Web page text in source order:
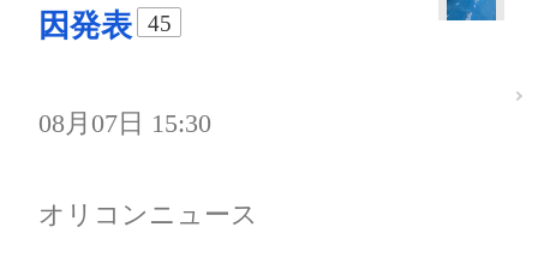
因発表
45
08月07日 15:30
オリコンニュース